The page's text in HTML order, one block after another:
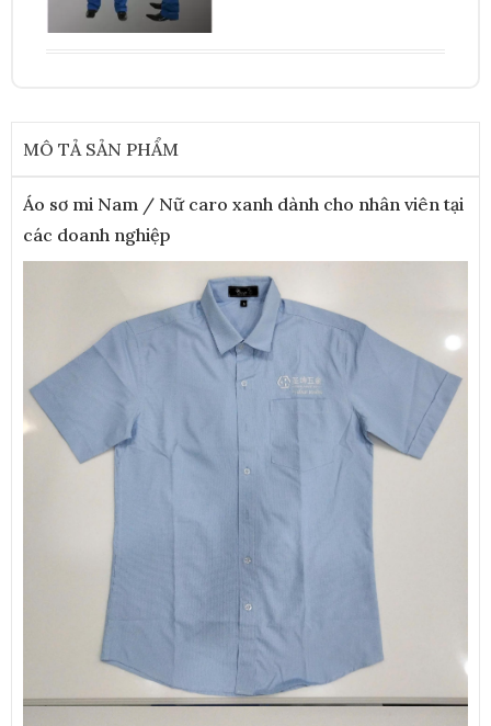
MÔ TẢ SẢN PHẨM
Áo sơ mi Nam / Nữ caro xanh dành cho nhân viên tại
các doanh nghiệp